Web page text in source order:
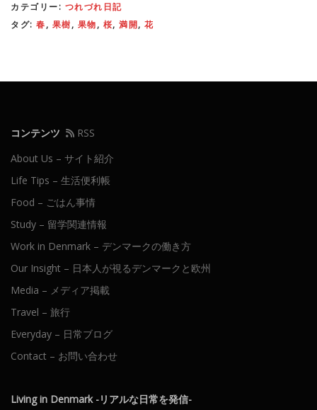
カテゴリー: つれづれ日記
タグ: 春, 果樹, 果物, 桜, 満開, 花
コンテンツ
RSS
About Us – サイト紹介
Life Tips – 生活便利帳
Food – ごはん事情
Study – 留学関連情報
Work in Denmark – デンマークの働き方
Our Insight – 日本人が視るデンマークと欧州
Media – メディア掲載
Travel – 旅行
Everyday – 日常ブログ
Contact – お問い合わせ
Living in Denmark -リアルな日常を発信-